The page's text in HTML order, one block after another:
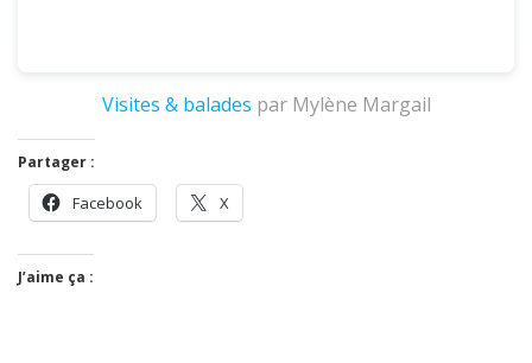
Visites & balades par Mylène Margail
Partager :
Facebook X
J’aime ça :